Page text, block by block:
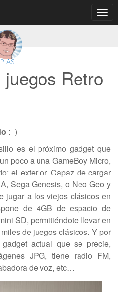
Retro
:_)
es el próximo gadget que
poco a una GameBoy Micro,
el exterior. Capaz de cargar
Sega Genesis, o Neo Geo y
jugar a los viejos clásicos en
de 4GB de espacio de
SD, permitiéndote llevar en
de juegos clásicos. Y por
actual que se precie,
JPG, tiene radio FM,
de voz, etc…